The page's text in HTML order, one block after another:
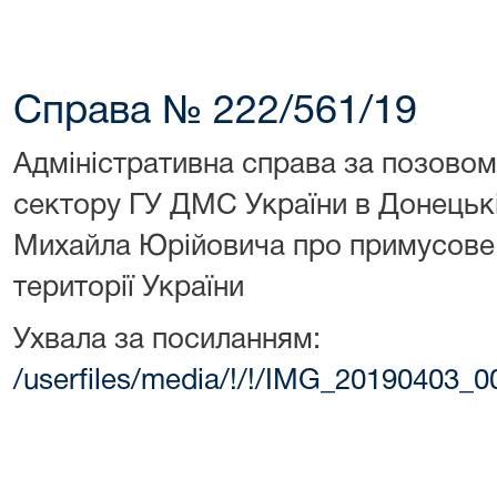
Cправа № 222/561/19
Адміністративна справа за
сектору ГУ ДМС України в
Михайла Юрійовича про
території України
Ухвала за посиланням:
/userfiles/media/!/!/